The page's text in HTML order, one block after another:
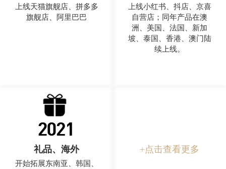
上线天猫旗舰店、拼多多
旗舰店、阿里巴巴
上线小红书、抖店、京喜
自营店；同年产品在澳
洲、美国、法国、新加
坡、泰国、香港、澳门陆
续上线。
礼品、海外
开始拓展东南亚、韩国、
+点击查看更多